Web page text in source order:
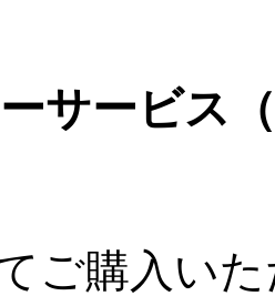
サービス
ご購入い